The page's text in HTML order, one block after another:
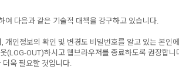
여 다음과 같은 기술적 대책을 강구하고 있습니다.
인정보의 확인 및 변경도 비밀번호를 알고 있는 본인
OUT)하시고 웹브라우저를 종료하도록 권장합
더욱 필요할 것입니다.